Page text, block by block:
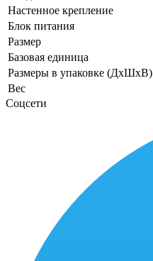
Настенное крепление
Блок питания
Размер
Базовая единица
Размеры в упаковке (ДхШхВ)
Вес
Соцсети